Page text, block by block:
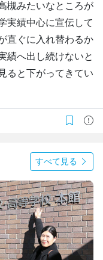
槻みたいなところが
実績中心に宣伝して
直ぐに入れ替わるか
績へ出し続けないと
ると下がってきてい
すべて見る